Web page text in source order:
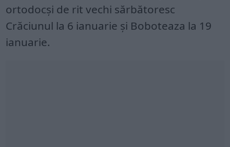
ortodocşi de rit vechi sărbătoresc
Crăciunul la 6 ianuarie şi Boboteaza la 19
ianuarie.